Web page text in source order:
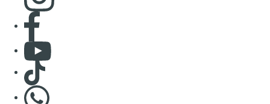
Consulter page Facebook
Consulter Youtube
Consulter TikTok